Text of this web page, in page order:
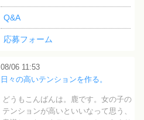
Q&A
応募フォーム
08/06 11:53
日々の高いテンションを作る。
どうもこんばんは。鹿です。女の子の
テンションが高いといいなって思う、